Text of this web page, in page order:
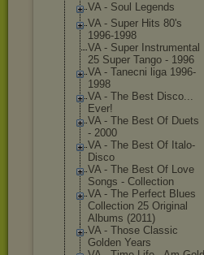
VA - Soul Legends
VA - Super Hits 80's
1996-1998
VA - Super Instrumental
25 Super Tango - 1996
VA - Tanecni liga 1996-
1998
VA - The Best Disco...
Ever!
VA - The Best Of Duets
- 2000
VA - The Best Of Italo-
Disco
VA - The Best Of Love
Songs - Collection
VA - The Perfect Blues
Collection 25 Original
Albums (2011)
VA - Those Classic
Golden Years